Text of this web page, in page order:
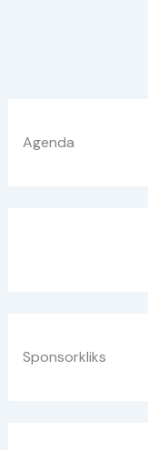
Agenda
Sponsorkliks